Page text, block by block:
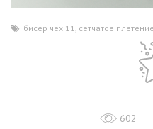
бисер чех 11 сетчатое плетение
602